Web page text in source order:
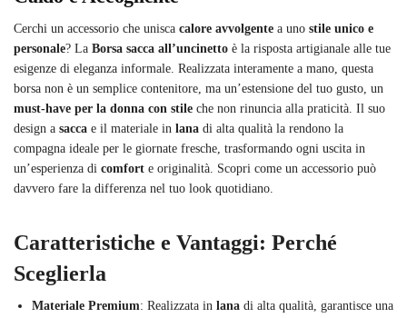
Cerchi un accessorio che unisca calore avvolgente a uno stile unico e
personale? La Borsa sacca all’uncinetto è la risposta artigianale alle tue
esigenze di eleganza informale. Realizzata interamente a mano, questa
borsa non è un semplice contenitore, ma un’estensione del tuo gusto, un
must-have per la donna con stile che non rinuncia alla praticità. Il suo
design a sacca e il materiale in lana di alta qualità la rendono la
compagna ideale per le giornate fresche, trasformando ogni uscita in
un’esperienza di comfort e originalità. Scopri come un accessorio può
davvero fare la differenza nel tuo look quotidiano.
Caratteristiche e Vantaggi: Perché
Sceglierla
Materiale Premium: Realizzata in lana di alta qualità, garantisce una